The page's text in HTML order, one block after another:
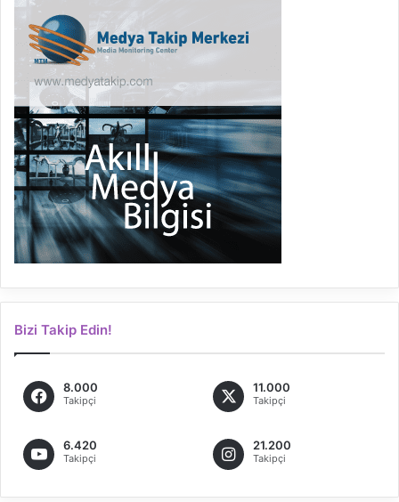
Bizi Takip Edin!
8.000
Takipçi
11.000
Takipçi
6.420
Takipçi
21.200
Takipçi